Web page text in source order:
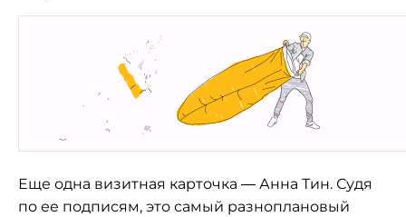
Еще одна визитная карточка — Анна Тин. Судя
по ее подписям, это самый разноплановый